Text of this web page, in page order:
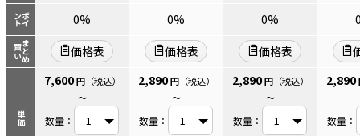
ポイ
ント
まとめ
買い
単価
0%
0% 0%
価格表
価格表 価格表
7,600 円（税込）
～
数量：
2,890 円（税込）
～
数量：
2,890 円（税込）
～
数量：
2,890
数量：